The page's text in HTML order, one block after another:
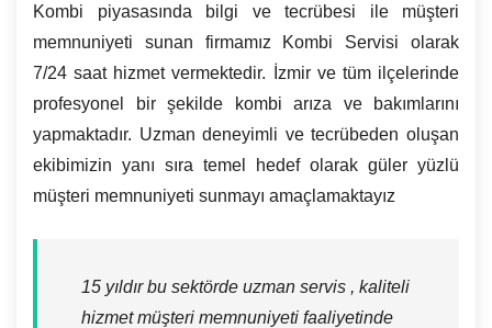
Kombi piyasasında bilgi ve tecrübesi ile müşteri
memnuniyeti sunan firmamız Kombi Servisi olarak
7/24 saat hizmet vermektedir. İzmir ve tüm ilçelerinde
profesyonel bir şekilde kombi arıza ve bakımlarını
yapmaktadır. Uzman deneyimli ve tecrübeden oluşan
ekibimizin yanı sıra temel hedef olarak güler yüzlü
müşteri memnuniyeti sunmayı amaçlamaktayız
15 yıldır bu sektörde uzman servis , kaliteli
hizmet müşteri memnuniyeti faaliyetinde